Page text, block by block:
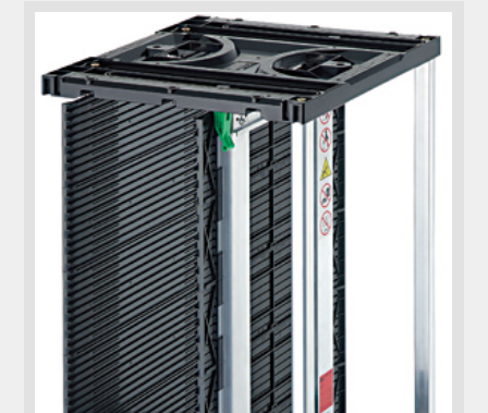
NIXのサスティナ
ビリティ
環境負荷物質調
査結果
利用規約
個人情報保護方